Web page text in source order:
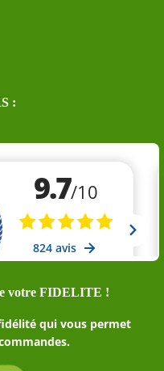
:
votre FIDELITE !
qui vous permet